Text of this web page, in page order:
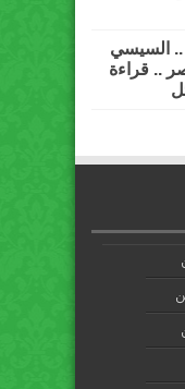
.. السيسي
.. قراءة